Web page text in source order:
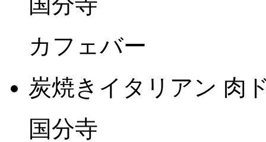
カフェバー
炭焼きイタリアン 肉
国分寺